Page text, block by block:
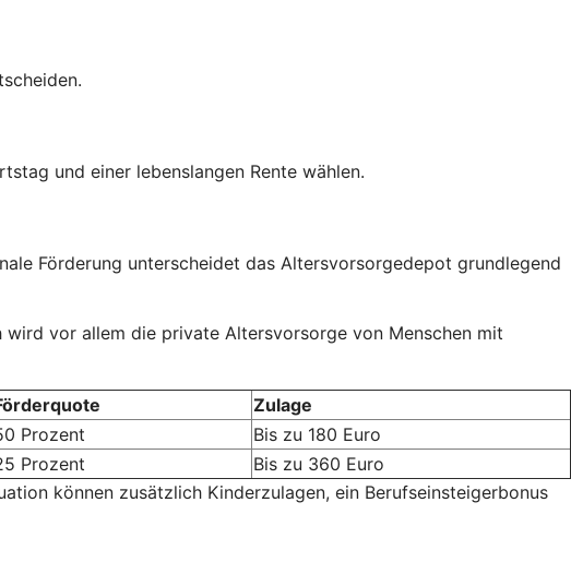
und einer lebenslangen Rente wählen.
Förderung unterscheidet das Altersvorsorgedepot grundlegend
vor allem die private Altersvorsorge von Menschen mit
Zulage
Prozent
Bis zu 180 Euro
Prozent
Bis zu 360 Euro
können zusätzlich Kinderzulagen, ein Berufseinsteigerbonus